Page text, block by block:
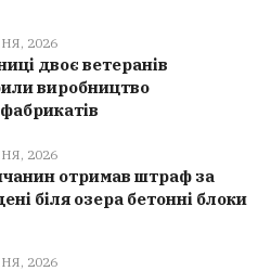
2026
двоє ветеранів
виробництво
2026
отримав штраф за
біля озера бетонні блоки
2026